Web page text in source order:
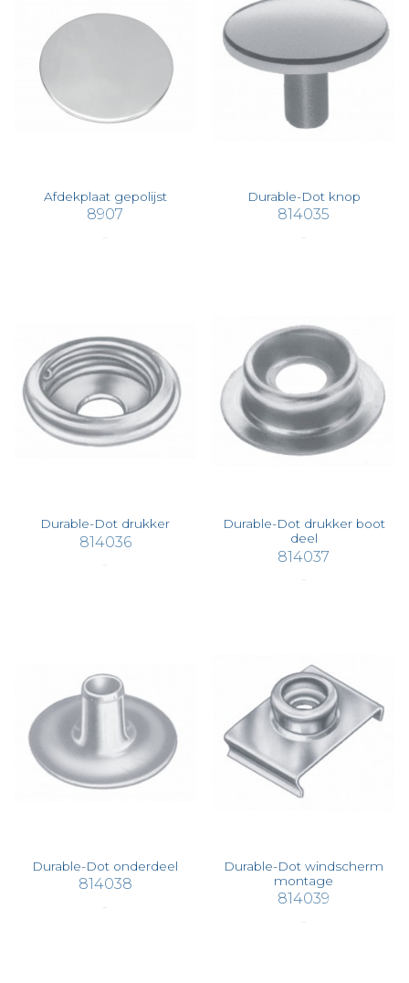
Afdekplaat gepolijst
8907
Durable-Dot knop
814035
Durable-Dot drukker
814036
Durable-Dot drukker boot
deel
814037
Durable-Dot onderdeel
814038
Durable-Dot windscherm
montage
814039